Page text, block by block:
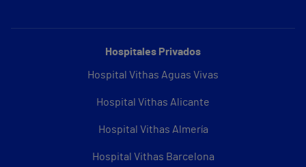
Hospitales Privados
Hospital Vithas Aguas Vivas
Hospital Vithas Alicante
Hospital Vithas Almería
Hospital Vithas Barcelona